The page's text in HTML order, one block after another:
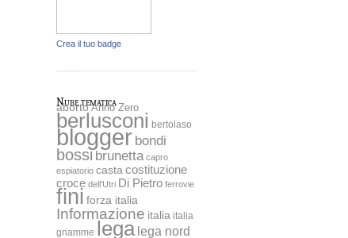
Crea il tuo badge
Nube tematica
aborto Anno Zero
berlusconi bertolaso
blogger bondi
bossi brunetta capro
espiatorio casta costituzione
croce dell'Utri Di Pietro ferrovie
fini forza italia
Informazione italia italia
gnamme lega lega nord